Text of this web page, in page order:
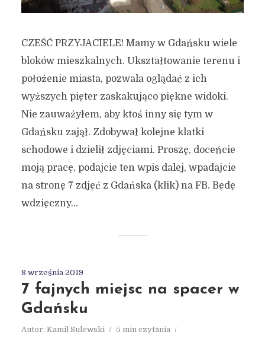
CZEŚĆ PRZYJACIELE! Mamy w Gdańsku wiele
bloków mieszkalnych. Ukształtowanie terenu i
położenie miasta, pozwala oglądać z ich
wyższych pięter zaskakująco piękne widoki.
Nie zauważyłem, aby ktoś inny się tym w
Gdańsku zajął. Zdobywał kolejne klatki
schodowe i dzielił zdjęciami. Proszę, doceńcie
moją pracę, podajcie ten wpis dalej, wpadajcie
na stronę 7 zdjęć z Gdańska (klik) na FB. Będę
wdzięczny...
8 września 2019
7 fajnych miejsc na spacer w
Gdańsku
Autor: Kamil Sulewski
5 min czytania